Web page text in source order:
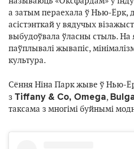
а затым пераехала ў Нью-Ёрк,
асістэнткай у вядучых
выбудоўвала ўласны стыль. На
паўплывалі жывапіс,
культура.
Сёння Ніна Парк жыве ў Нью-
з Tiffany & Co, Omega,
таксама з многімі буйнымі